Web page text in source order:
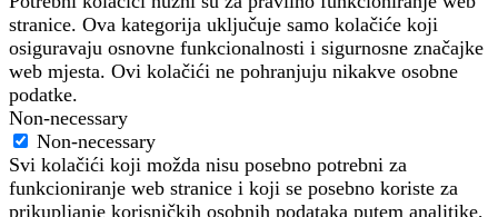
stranice. Ova kategorija uključuje samo kolačiće koji
osiguravaju osnovne funkcionalnosti i sigurnosne značajke
web mjesta. Ovi kolačići ne pohranjuju nikakve osobne
podatke.
Non-necessary
Non-necessary
Svi kolačići koji možda nisu posebno potrebni za
funkcioniranje web stranice i koji se posebno koriste za
prikupljanje korisničkih osobnih podataka putem analitike,